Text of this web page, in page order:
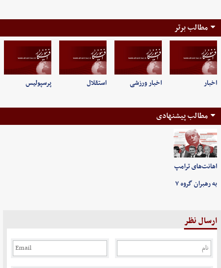
مطالب برتر
اخبار اخبار ورزشی استقلال پرسپولیس
مطالب پیشنهادی
اهانت‌های ترامپ
به رهبران گروه ۷
ارسال نظر